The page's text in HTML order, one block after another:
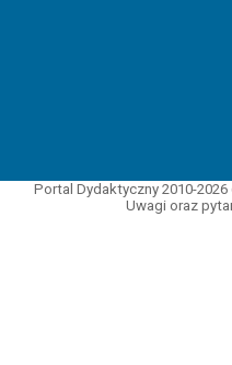
Portal Dydaktyczny 2010-
Uwagi oraz